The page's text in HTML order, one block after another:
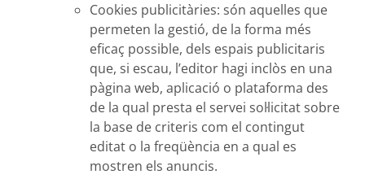
Cookies publicitàries: són aquelles que
permeten la gestió, de la forma més
eficaç possible, dels espais publicitaris
que, si escau, l’editor hagi inclòs en una
pàgina web, aplicació o plataforma des
de la qual presta el servei sol·licitat sobre
la base de criteris com el contingut
editat o la freqüència en a qual es
mostren els anuncis.